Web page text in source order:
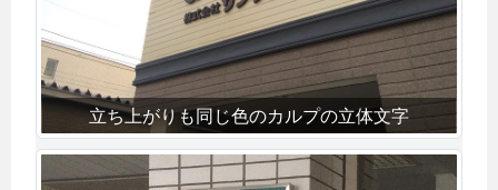
立ち上がりも同じ色のカルプの立体文字